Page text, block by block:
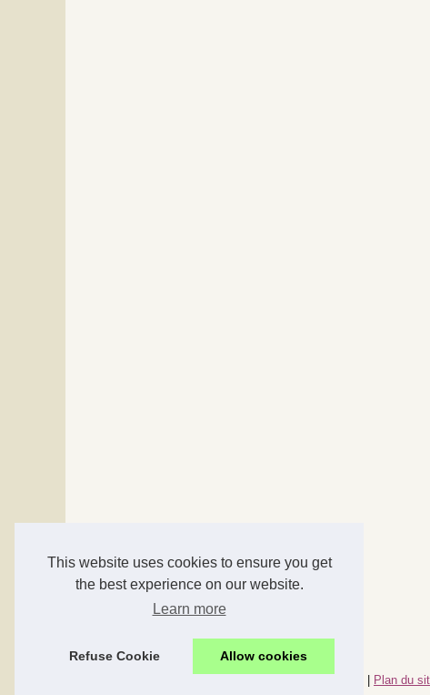
This website uses cookies to ensure you get
the best experience on our website.
Learn more
Refuse Cookie Allow cookies
Plan du